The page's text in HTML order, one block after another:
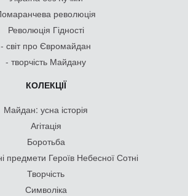
революція
Революція Гідності
- світ про Євромайдан
- творчість Майдану
КОЛЕКЦІЇ
Майдан: усна історія
Агітація
Боротьба
предмети Героїв Небесної Сотні
Творчість
Символіка